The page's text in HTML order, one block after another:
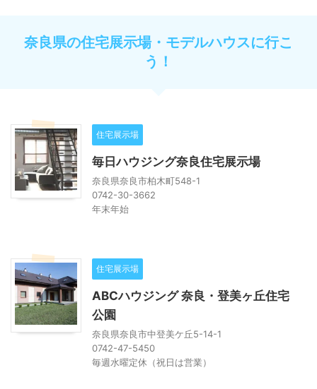
奈良県の住宅展示場・モデルハウスに行こ
う！
住宅展示場
毎日ハウジング奈良住宅展示場
奈良県奈良市柏木町548-1
0742-30-3662
年末年始
住宅展示場
ABCハウジング 奈良・登美ヶ丘住宅
公園
奈良県奈良市中登美ケ丘5-14-1
0742-47-5450
毎週水曜定休（祝日は営業）